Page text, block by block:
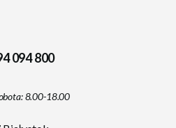
094 800
8.00-18.00